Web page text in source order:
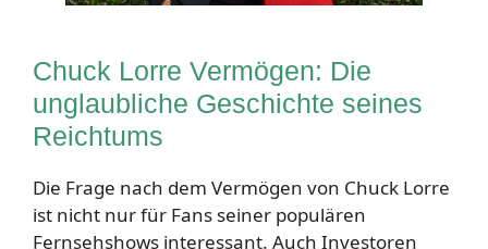
Chuck Lorre Vermögen: Die
unglaubliche Geschichte seines
Reichtums
Die Frage nach dem Vermögen von Chuck Lorre
ist nicht nur für Fans seiner populären
Fernsehshows interessant. Auch Investoren